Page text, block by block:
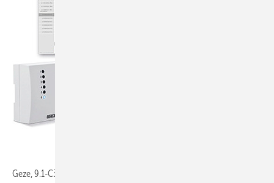
Geze, 9.1-C30: